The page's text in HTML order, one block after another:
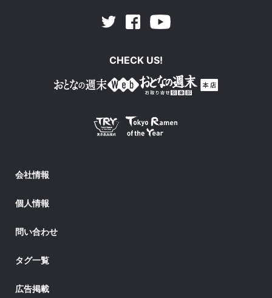
Twitter Facebook
CHECK US!
会社情報
個人情報
問い合わせ
タグ一覧
広告掲載